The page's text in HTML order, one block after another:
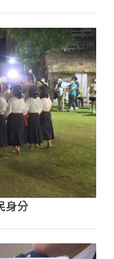
身分